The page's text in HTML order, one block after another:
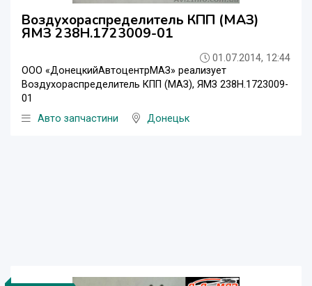
Воздухораспределитель КПП (МАЗ)
ЯМЗ 238Н.1723009-01
01.07.2014, 12:44
ООО «ДонецкийАвтоцентрМАЗ» реализует
Воздухораспределитель КПП (МАЗ), ЯМЗ 238Н.1723009-
01
Авто запчастини
Донецьк